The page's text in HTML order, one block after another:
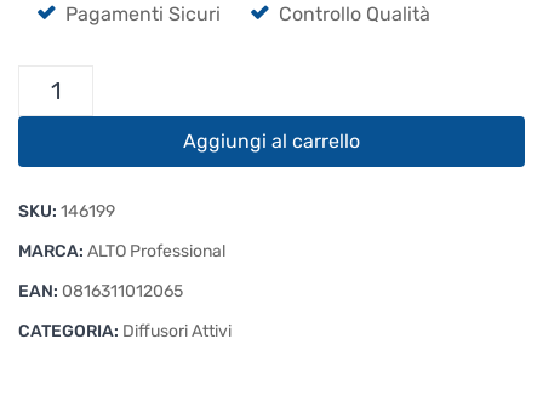
Pagamenti Sicuri
Controllo Qualità
Aggiungi al carrello
SKU: 146199
MARCA: ALTO Professional
EAN: 0816311012065
CATEGORIA: Diffusori Attivi